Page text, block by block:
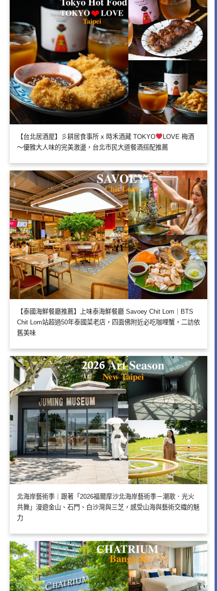
【台北居酒屋】彡耕居食事所 x 時禾酒藏 TOKYO
LOVE 梅酒
～優雅大人味的完美激盪，台北市民大道餐酒搭配推薦
【泰國海鮮餐廳推薦】上味泰海鮮餐廳 Savoey Chit Lom｜BTS
Chit Lom站超過50年泰國菜老店，四面佛附近必吃咖哩蟹，二訪依
舊美味
北海岸藝術季｜跟著「2026福爾摩沙北海岸藝術季－潮歌．光火
共舞」漫遊金山、石門、白沙灣與三芝，感受山海與藝術交織的魅
力